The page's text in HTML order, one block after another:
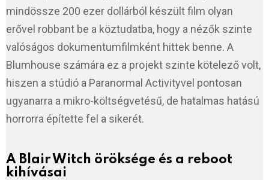
mindössze 200 ezer dollárból készült film olyan
erővel robbant be a köztudatba, hogy a nézők szinte
valóságos dokumentumfilmként hittek benne. A
Blumhouse számára ez a projekt szinte kötelező volt,
hiszen a stúdió a Paranormal Activityvel pontosan
ugyanarra a mikro-költségvetésű, de hatalmas hatású
horrorra építette fel a sikerét.
A Blair Witch öröksége és a reboot
kihívásai